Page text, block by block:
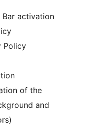
Bar activation
Policy
of the
and